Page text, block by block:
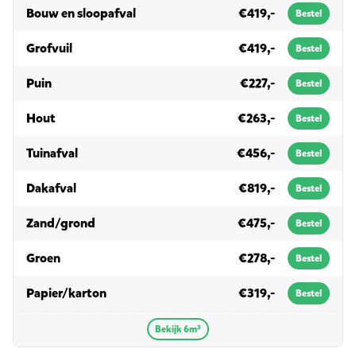
Bouw en sloopafvalin 6m³ €419,- Bestel
Grofvuilin 6m³ €419,- Bestel
Puinin 6m³ €227,- Bestel
Houtin 6m³ €263,- Bestel
Tuinafvalin 6m³ €456,- Bestel
Dakafvalin 6m³ €819,- Bestel
Zand/grond €475,- Bestel
Groenin 6m³ €278,- Bestel
Papier/kartonin 6m³ €319,- Bestel
Bekijk 6m³